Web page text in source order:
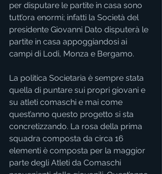
per disputare le partite in casa sono
tutt’ora enormi; infatti la Società del
presidente Giovanni Dato disputerà le
partite in casa appoggiandosi ai
campi di Lodi, Monza e Bergamo.
La politica Societaria è sempre stata
quella di puntare sui propri giovani e
su atleti comaschi e mai come
quest’anno questo progetto si sta
concretizzando. La rosa della prima
squadra composta da circa 16
elementi è composta per la maggior
parte degli Atleti da Comaschi